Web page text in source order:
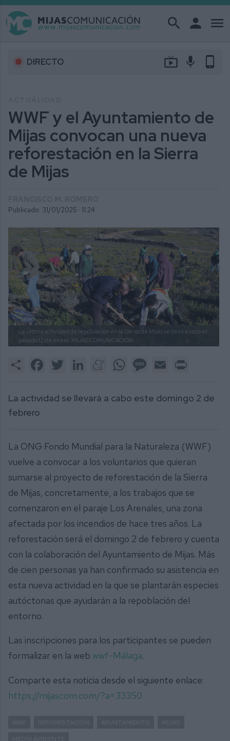
search person menu
DIRECTO live_tv mic phone_android
WWF y el Ayuntamiento de
Mijas convocan una nueva
reforestación en la Sierra
de Mijas
Publicado: 31/01/2025 · 11:24
La última actividad de repoblación en la Sierra de Mijas se llevó a cabo el
pasado 12 de enero. MIJAS COMUNICACIÓN.
Share FacebookTwitter LinkedInMeneameWhatsAppMessage
Email
La actividad se llevará a cabo este domingo 2 de
febrero
La ONG Fondo Mundial para la Naturaleza (WWF)
vuelve a convocar a los voluntarios que quieran
sumarse al proyecto de reforestación de la Sierra
de Mijas, concretamente, a los trabajos que se
comenzaron en el paraje Los Arenales, una zona
afectada por los incendios de hace tres años. La
reforestación será el domingo 2 de febrero y cuenta
con la colaboración del Ayuntamiento de Mijas. Más
de cien personas ya han confirmado su asistencia en
esta nueva actividad en la que se plantarán especies
autóctonas que ayudarán a la repoblación del
entorno.
Las inscripciones para los participantes se pueden
formalizar en la web wwf-Málaga.
Comparte esta noticia desde el siguiente enlace:
https://mijascom.com/?a=33350